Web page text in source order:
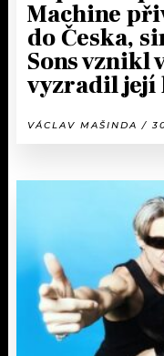
Machine
do Česka,
Sons vznikl
vyzradil její
VÁCLAV MAŠINDA /